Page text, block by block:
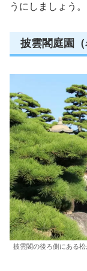
うにしましょう。
披雲閣庭園（
披雲閣の後ろ側にある松